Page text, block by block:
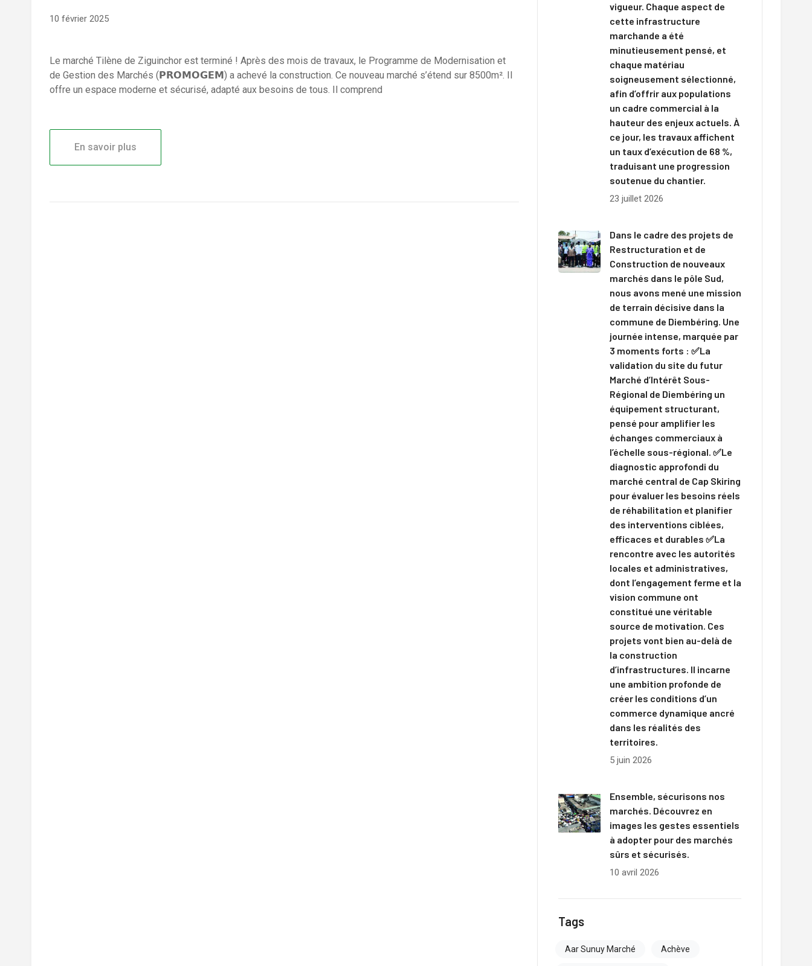
10 février 2025
Le marché Tilène de Ziguinchor est terminé ! Après des mois de travaux, le Programme de Modernisation et
de Gestion des Marchés (𝗣𝗥𝗢𝗠𝗢𝗚𝗘𝗠) a achevé la construction. Ce nouveau marché s’étend sur 8500m². Il
offre un espace moderne et sécurisé, adapté aux besoins de tous. Il comprend
En savoir plus
vigueur. Chaque aspect de
cette infrastructure
marchande a été
minutieusement pensé, et
chaque matériau
soigneusement sélectionné,
afin d’offrir aux populations
un cadre commercial à la
hauteur des enjeux actuels. À
ce jour, les travaux affichent
un taux d’exécution de 68 %,
traduisant une progression
soutenue du chantier.
23 juillet 2026
Dans le cadre des projets de
Restructuration et de
Construction de nouveaux
marchés dans le pôle Sud,
nous avons mené une mission
de terrain décisive dans la
commune de Diembéring. Une
journée intense, marquée par
3 moments forts : ✅La
validation du site du futur
Marché d’Intérêt Sous-
Régional de Diembéring un
équipement structurant,
pensé pour amplifier les
échanges commerciaux à
l’échelle sous-régional. ✅Le
diagnostic approfondi du
marché central de Cap Skiring
pour évaluer les besoins réels
de réhabilitation et planifier
des interventions ciblées,
efficaces et durables ✅La
rencontre avec les autorités
locales et administratives,
dont l’engagement ferme et la
vision commune ont
constitué une véritable
source de motivation. Ces
projets vont bien au-delà de
la construction
d’infrastructures. Il incarne
une ambition profonde de
créer les conditions d’un
commerce dynamique ancré
dans les réalités des
territoires.
5 juin 2026
Ensemble, sécurisons nos
marchés. Découvrez en
images les gestes essentiels
à adopter pour des marchés
sûrs et sécurisés.
10 avril 2026
Tags
Aar Sunuy Marché Achève